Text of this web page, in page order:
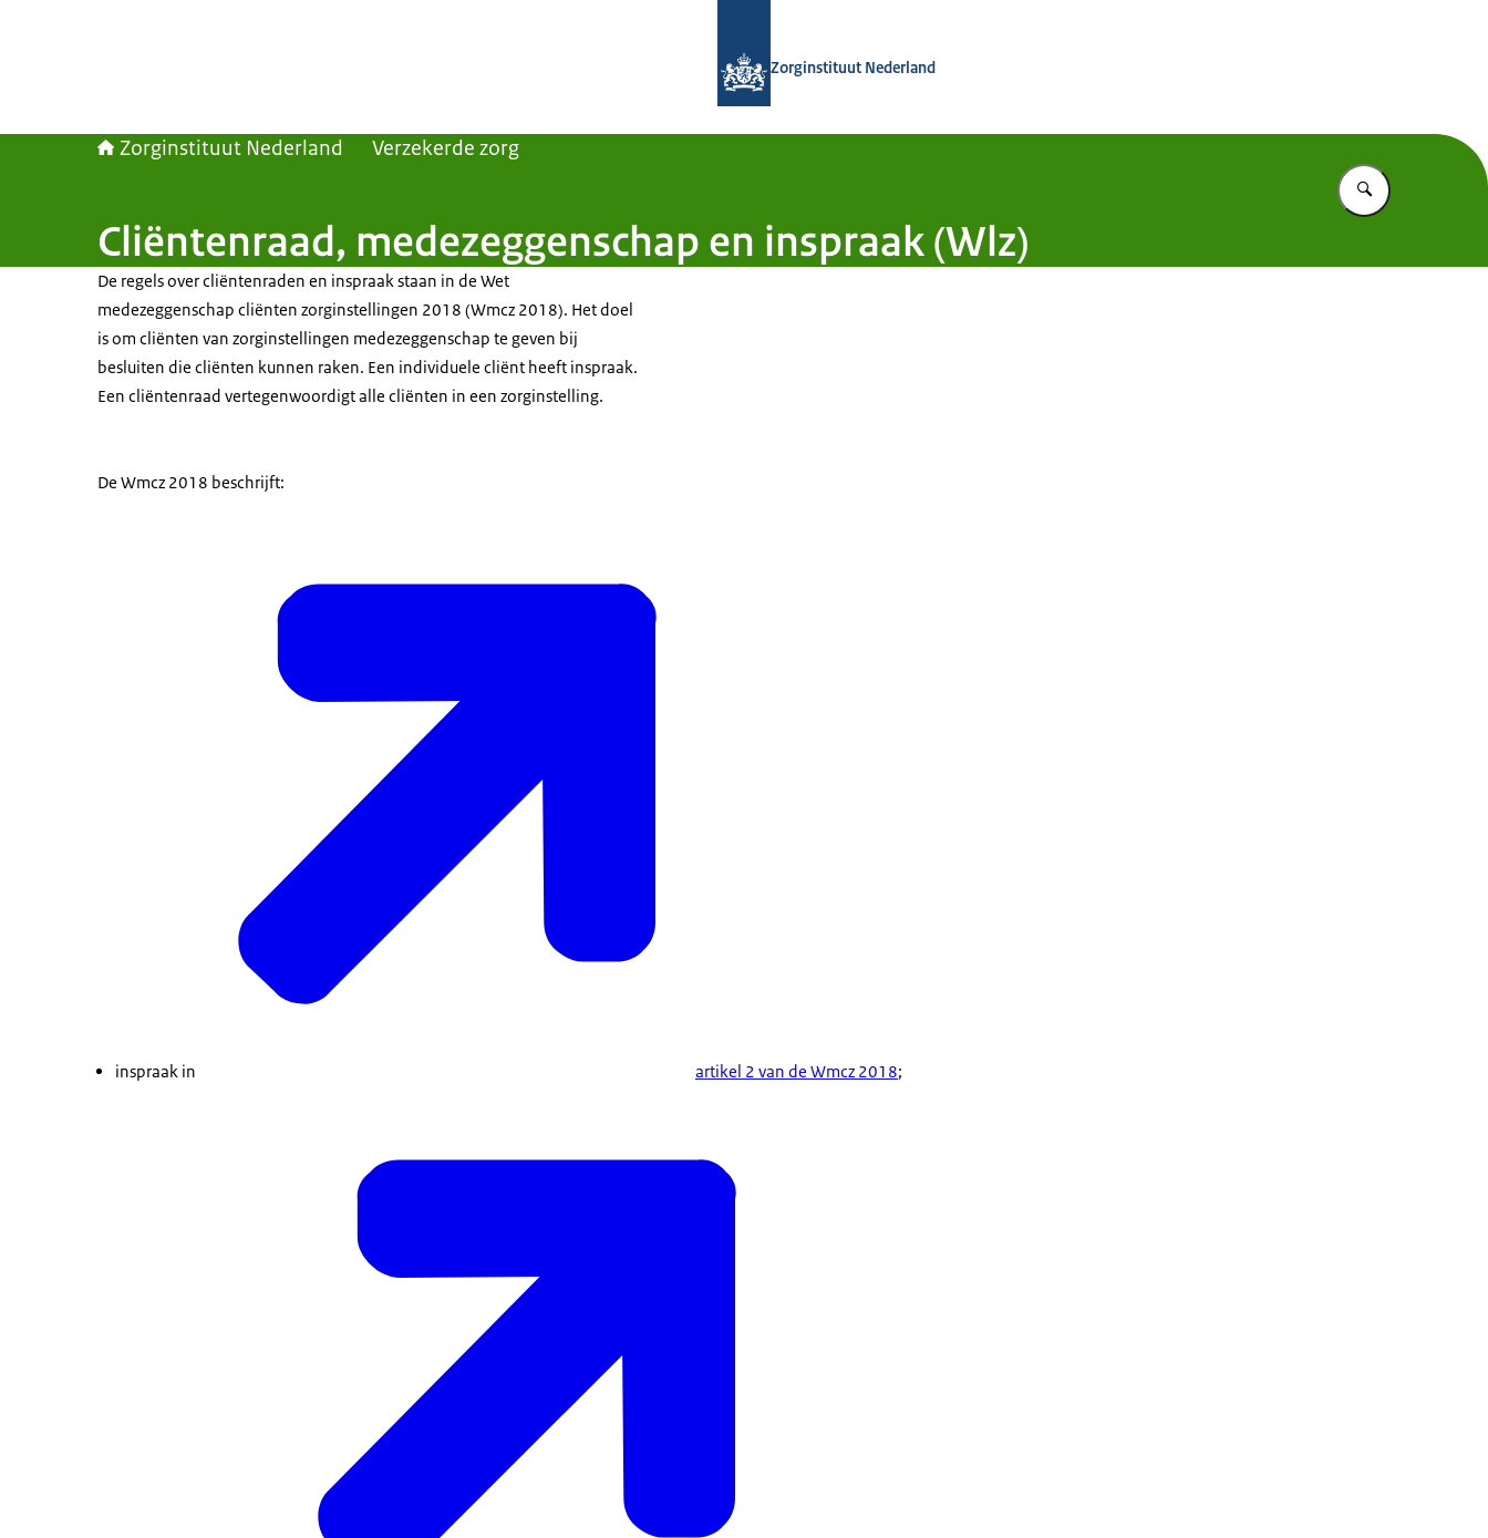
Zorginstituut Nederland
Zorginstituut Nederland Verzekerde zorg
Vul in wat u
Cliëntenraad, medezeggenschap en inspraak (Wlz)
De regels over cliëntenraden en inspraak staan in de Wet
medezeggenschap cliënten zorginstellingen 2018 (Wmcz 2018). Het doel
is om cliënten van zorginstellingen medezeggenschap te geven bij
besluiten die cliënten kunnen raken. Een individuele cliënt heeft inspraak.
Een cliëntenraad vertegenwoordigt alle cliënten in een zorginstelling.
De Wmcz 2018 beschrijft:
inspraak in artikel 2 van de Wmcz 2018;